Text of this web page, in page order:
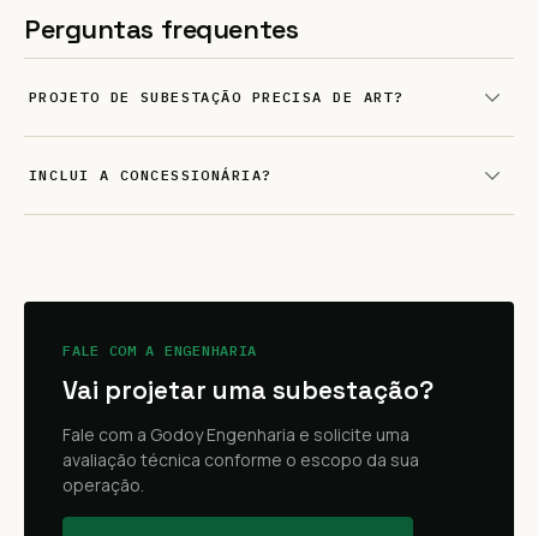
Perguntas frequentes
PROJETO DE SUBESTAÇÃO PRECISA DE ART?
INCLUI A CONCESSIONÁRIA?
FALE COM A ENGENHARIA
Vai projetar uma subestação?
Fale com a Godoy Engenharia e solicite uma
avaliação técnica conforme o escopo da sua
operação.